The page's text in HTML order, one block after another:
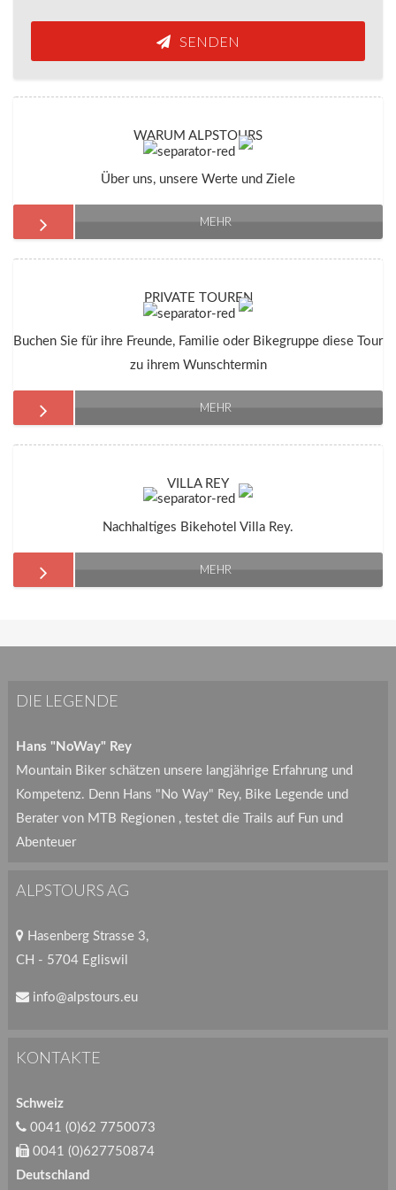
SENDEN
WARUM ALPSTOURS
Über uns, unsere Werte und Ziele
MEHR
PRIVATE TOUREN
Buchen Sie für ihre Freunde, Familie oder Bikegruppe diese Tour
zu ihrem Wunschtermin
MEHR
VILLA REY
Nachhaltiges Bikehotel Villa Rey.
MEHR
DIE LEGENDE
Hans "NoWay" Rey
Mountain Biker schätzen unsere langjährige Erfahrung und
Kompetenz. Denn Hans "No Way" Rey, Bike Legende und
Berater von MTB Regionen , testet die Trails auf Fun und
Abenteuer
ALPSTOURS AG
Hasenberg Strasse 3,
CH - 5704 Egliswil
info@alpstours.eu
KONTAKTE
Schweiz
0041 (0)62 7750073
0041 (0)627750874
Deutschland